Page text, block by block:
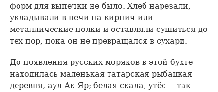
форм для выпечки не было. Хлеб нарезали,
укладывали в печи на кирпич или
металлические полки и оставляли сушиться до
тех пор, пока он не превращался в сухари.
До появления русских моряков в этой бухте
находилась маленькая татарская рыбацкая
деревня, аул Ак-Яр; белая скала, утёс — так